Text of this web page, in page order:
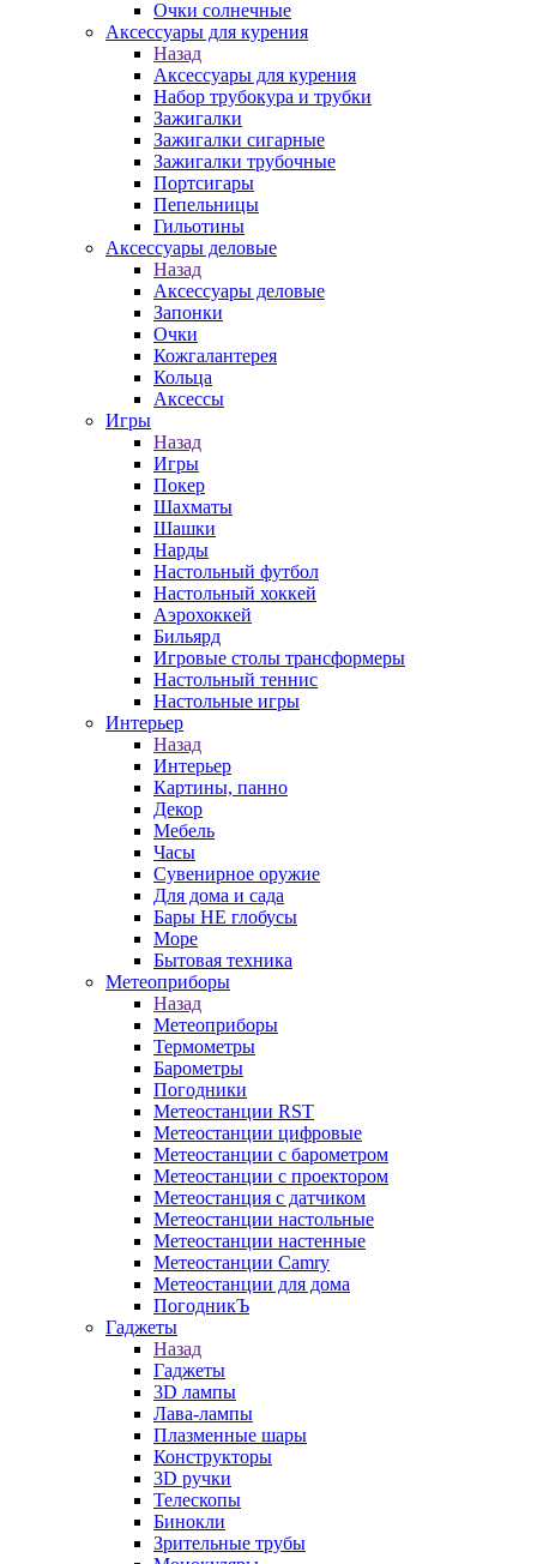
Очки солнечные
Аксессуары для курения
Назад
Аксессуары для курения
Набор трубокура и трубки
Зажигалки
Зажигалки сигарные
Зажигалки трубочные
Портсигары
Пепельницы
Гильотины
Аксессуары деловые
Назад
Аксессуары деловые
Запонки
Очки
Кожгалантерея
Кольца
Аксессы
Игры
Назад
Игры
Покер
Шахматы
Шашки
Нарды
Настольный футбол
Настольный хоккей
Аэрохоккей
Бильярд
Игровые столы трансформеры
Настольный теннис
Настольные игры
Интерьер
Назад
Интерьер
Картины, панно
Декор
Мебель
Часы
Сувенирное оружие
Для дома и сада
Бары НЕ глобусы
Море
Бытовая техника
Метеоприборы
Назад
Метеоприборы
Термометры
Барометры
Погодники
Метеостанции RST
Метеостанции цифровые
Метеостанции с барометром
Метеостанции с проектором
Метеостанция с датчиком
Метеостанции настольные
Метеостанции настенные
Метеостанции Camry
Метеостанции для дома
ПогодникЪ
Гаджеты
Назад
Гаджеты
3D лампы
Лава-лампы
Плазменные шары
Конструкторы
3D ручки
Телескопы
Бинокли
Зрительные трубы